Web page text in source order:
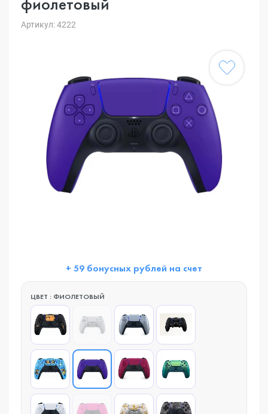
Артикул: 4222
+ 59 бонусных рублей на счет
ЦВЕТ : ФИОЛЕТОВЫЙ